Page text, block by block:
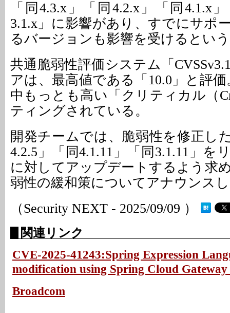
「同4.3.x」「同4.2.x」「同4.1.x
3.1.x」に影響があり、すでにサポ
るバージョンも影響を受けるとい
共通脆弱性評価システム「
アは、最高値である「10.0」と評
中もっとも高い「クリティカル（
ティングされている。
開発チームでは、脆弱性を修正し
4.2.5」「同4.1.11」「同3.1.11」を
に対してアップデートするよう求
弱性の緩和策についてアナウンス
（Security NEXT - 2025/09/09 ）
関連リンク
CVE-2025-41243:Spring Expression
modification using Spring Cloud
Broadcom